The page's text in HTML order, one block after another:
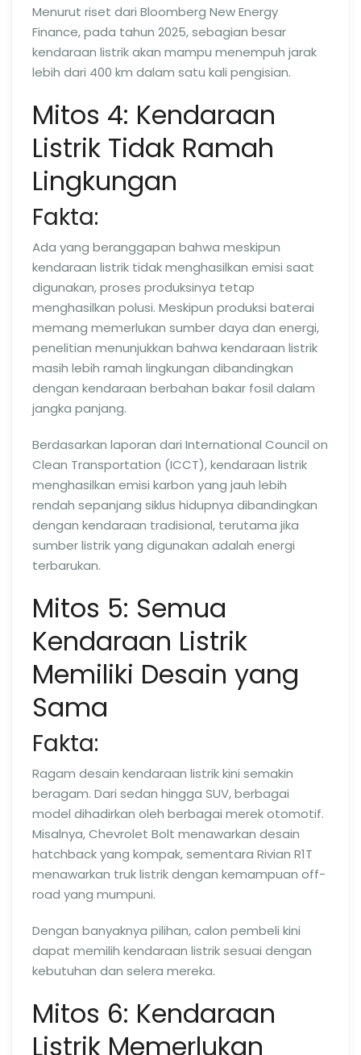
Menurut riset dari Bloomberg New Energy
Finance, pada tahun 2025, sebagian besar
kendaraan listrik akan mampu menempuh jarak
lebih dari 400 km dalam satu kali pengisian.
Mitos 4: Kendaraan
Listrik Tidak Ramah
Lingkungan
Fakta:
Ada yang beranggapan bahwa meskipun
kendaraan listrik tidak menghasilkan emisi saat
digunakan, proses produksinya tetap
menghasilkan polusi. Meskipun produksi baterai
memang memerlukan sumber daya dan energi,
penelitian menunjukkan bahwa kendaraan listrik
masih lebih ramah lingkungan dibandingkan
dengan kendaraan berbahan bakar fosil dalam
jangka panjang.
Berdasarkan laporan dari International Council on
Clean Transportation (ICCT), kendaraan listrik
menghasilkan emisi karbon yang jauh lebih
rendah sepanjang siklus hidupnya dibandingkan
dengan kendaraan tradisional, terutama jika
sumber listrik yang digunakan adalah energi
terbarukan.
Mitos 5: Semua
Kendaraan Listrik
Memiliki Desain yang
Sama
Fakta:
Ragam desain kendaraan listrik kini semakin
beragam. Dari sedan hingga SUV, berbagai
model dihadirkan oleh berbagai merek otomotif.
Misalnya, Chevrolet Bolt menawarkan desain
hatchback yang kompak, sementara Rivian R1T
menawarkan truk listrik dengan kemampuan off-
road yang mumpuni.
Dengan banyaknya pilihan, calon pembeli kini
dapat memilih kendaraan listrik sesuai dengan
kebutuhan dan selera mereka.
Mitos 6: Kendaraan
Listrik Memerlukan